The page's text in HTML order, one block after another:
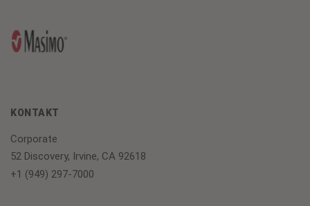
KONTAKT
Corporate
52 Discovery, Irvine, CA 92618
+1 (949) 297-7000